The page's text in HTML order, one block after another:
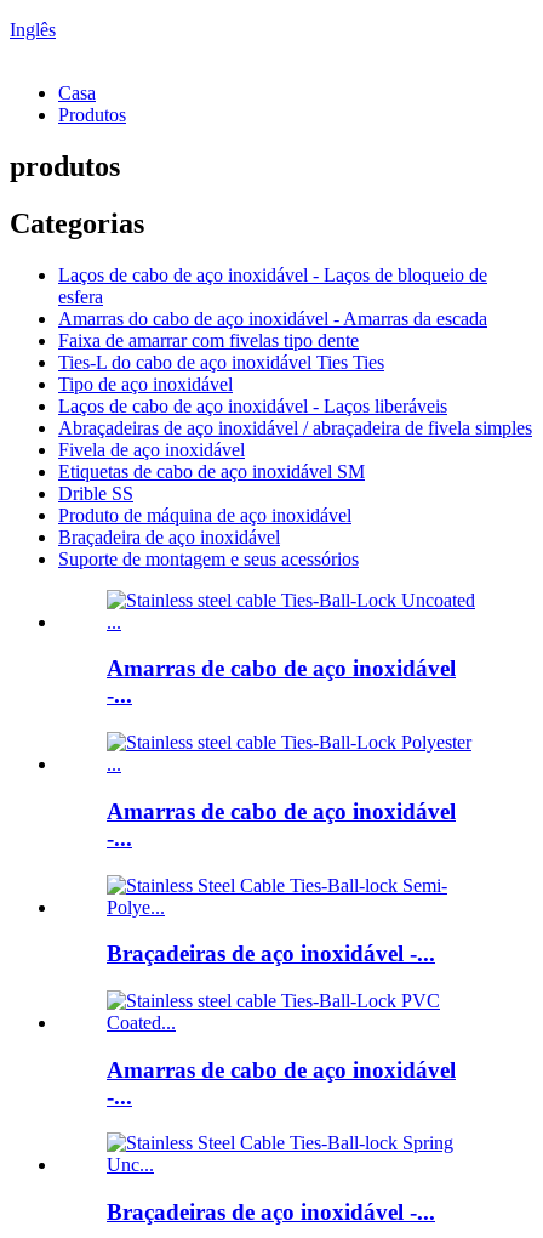
Inglês
Casa
Produtos
produtos
Categorias
Laços de cabo de aço inoxidável - Laços de bloqueio de
esfera
Amarras do cabo de aço inoxidável - Amarras da escada
Faixa de amarrar com fivelas tipo dente
Ties-L do cabo de aço inoxidável Ties Ties
Tipo de aço inoxidável
Laços de cabo de aço inoxidável - Laços liberáveis
Abraçadeiras de aço inoxidável / abraçadeira de fivela simples
Fivela de aço inoxidável
Etiquetas de cabo de aço inoxidável SM
Drible SS
Produto de máquina de aço inoxidável
Braçadeira de aço inoxidável
Suporte de montagem e seus acessórios
Amarras de cabo de aço inoxidável
-...
Amarras de cabo de aço inoxidável
-...
Braçadeiras de aço inoxidável -...
Amarras de cabo de aço inoxidável
-...
Braçadeiras de aço inoxidável -...